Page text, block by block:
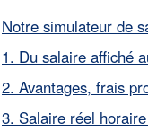
Notre simulateur de
1. Du salaire affiché
2. Avantages, frais
3. Salaire réel